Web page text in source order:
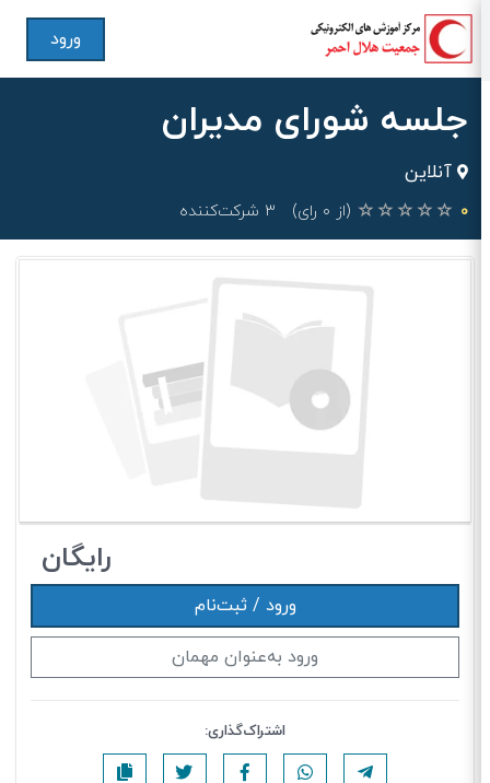
ورود
جلسه شورای مدیران
آنلاین
(از ۰ رای) ۳ شرکت‌کننده
رایگان
ورود / ثبت‌نام
ورود به‌عنوان مهمان
اشتراک‌گذاری: